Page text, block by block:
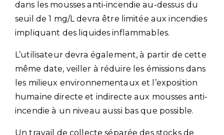
dans les mousses anti-incendie au-dessus du
seuil de 1 mg/L devra être limitée aux incendies
impliquant des liquides inflammables.
L’utilisateur devra également, à partir de cette
même date, veiller à réduire les émissions dans
les milieux environnementaux et l’exposition
humaine directe et indirecte aux mousses anti-
incendie à un niveau aussi bas que possible.
Un travail de collecte séparée des stocks de